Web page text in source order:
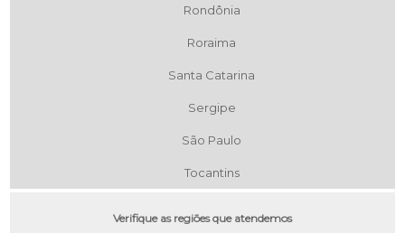
Rondônia
Roraima
Santa Catarina
Sergipe
São Paulo
Tocantins
Verifique as regiões que atendemos